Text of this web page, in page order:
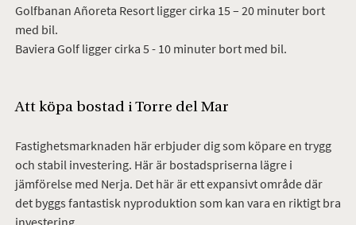
Golfbanan Añoreta Resort ligger cirka 15 – 20 minuter bort
med bil.
Baviera Golf ligger cirka 5 - 10 minuter bort med bil.
Att köpa bostad i Torre del Mar
Fastighetsmarknaden här erbjuder dig som köpare en trygg
och stabil investering. Här är bostadspriserna lägre i
jämförelse med Nerja. Det här är ett expansivt område där
det byggs fantastisk nyproduktion som kan vara en riktigt bra